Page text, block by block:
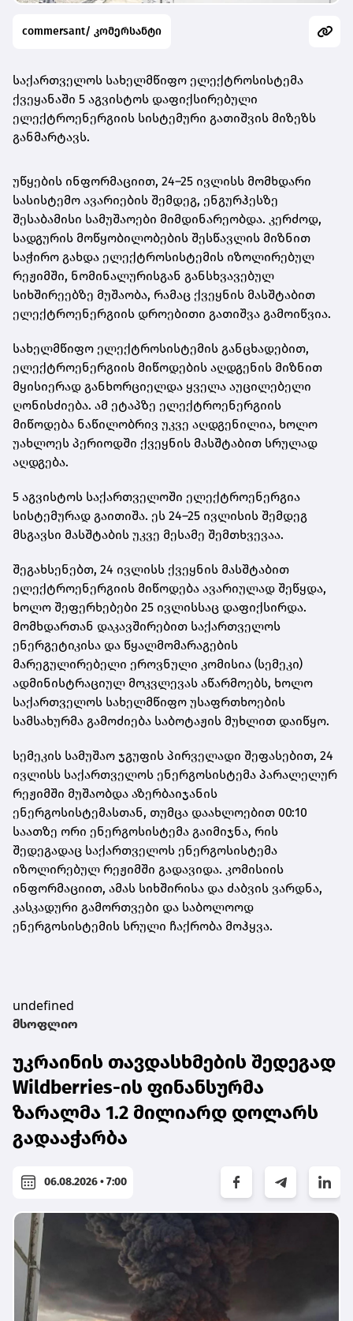
commersant/ კომერსანტი
საქართველოს სახელმწიფო ელექტროსისტემა
ქვეყანაში 5 აგვისტოს დაფიქსირებული
ელექტროენერგიის სისტემური გათიშვის მიზეზს
განმარტავს.
უწყების ინფორმაციით, 24–25 ივლისს მომხდარი
სასისტემო ავარიების შემდეგ, ენგურჰესზე
შესაბამისი სამუშაოები მიმდინარეობდა. კერძოდ,
სადგურის მოწყობილობების შესწავლის მიზნით
საჭირო გახდა ელექტროსისტემის იზოლირებულ
რეჟიმში, ნომინალურისგან განსხვავებულ
სიხშირეებზე მუშაობა, რამაც ქვეყნის მასშტაბით
ელექტროენერგიის დროებითი გათიშვა გამოიწვია.
სახელმწიფო ელექტროსისტემის განცხადებით,
ელექტროენერგიის მიწოდების აღდგენის მიზნით
მყისიერად განხორციელდა ყველა აუცილებელი
ღონისძიება. ამ ეტაპზე ელექტროენერგიის
მიწოდება ნაწილობრივ უკვე აღდგენილია, ხოლო
უახლოეს პერიოდში ქვეყნის მასშტაბით სრულად
აღდგება.
5 აგვისტოს საქართველოში ელექტროენერგია
სისტემურად გაითიშა. ეს 24–25 ივლისის შემდეგ
მსგავსი მასშტაბის უკვე მესამე შემთხვევაა.
შეგახსენებთ, 24 ივლისს ქვეყნის მასშტაბით
ელექტროენერგიის მიწოდება ავარიულად შეწყდა,
ხოლო შეფერხებები 25 ივლისსაც დაფიქსირდა.
მომხდართან დაკავშირებით საქართველოს
ენერგეტიკისა და წყალმომარაგების
მარეგულირებელი ეროვნული კომისია (სემეკი)
ადმინისტრაციულ მოკვლევას აწარმოებს, ხოლო
საქართველოს სახელმწიფო უსაფრთხოების
სამსახურმა გამოძიება საბოტაჟის მუხლით დაიწყო.
სემეკის სამუშაო ჯგუფის პირველადი შეფასებით, 24
ივლისს საქართველოს ენერგოსისტემა პარალელურ
რეჟიმში მუშაობდა აზერბაიჯანის
ენერგოსისტემასთან, თუმცა დაახლოებით 00:10
საათზე ორი ენერგოსისტემა გაიმიჯნა, რის
შედეგადაც საქართველოს ენერგოსისტემა
იზოლირებულ რეჟიმში გადავიდა. კომისიის
ინფორმაციით, ამას სიხშირისა და ძაბვის ვარდნა,
კასკადური გამორთვები და საბოლოოდ
ენერგოსისტემის სრული ჩაქრობა მოჰყვა.
undefined
მსოფლიო
უკრაინის თავდასხმების შედეგად
Wildberries-ის ფინანსურმა
ზარალმა 1.2 მილიარდ დოლარს
გადააჭარბა
06.08.2026 • 7:00